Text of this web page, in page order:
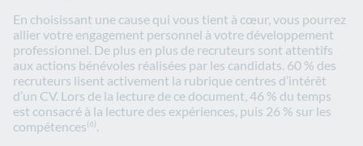
En choisissant une cause qui vous tient à cœur, vous pourrez
allier votre engagement personnel à votre développement
professionnel. De plus en plus de recruteurs sont attentifs
aux actions bénévoles réalisées par les candidats. 60 % des
recruteurs lisent activement la rubrique centres d’intérêt
d’un CV. Lors de la lecture de ce document, 46 % du temps
est consacré à la lecture des expériences, puis 26 % sur les
compétences(6).